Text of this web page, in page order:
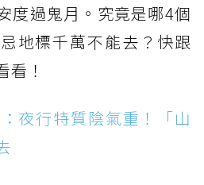
度過鬼月。究竟是哪4個
地標千萬不能去？快跟
看！
夜行特質陰氣重！「山